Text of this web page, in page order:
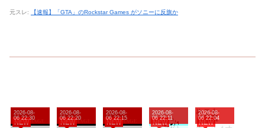
元スレ: 【速報】「GTA」のRockstar Games がソニーに反旗か
NEW
2026-08-
06 22:30
NEW
2026-08-
06 22:20
NEW
2026-08-
06 22:15
NEW
2026-08-
06 22:11
NEW
2026-08-
06 22:04